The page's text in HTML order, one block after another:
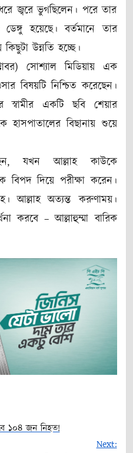
জ্বরে ভুগছিলেন। পরে তার
হয়েছে। বর্তমানে তার
উন্নতি হচ্ছে।
সোশ্যাল মিডিয়ায় এক
বিষয়টি নিশ্চিত করেছেন।
স্বামীর একটি ছবি শেয়ার
হাসপাতালের বিছানায় শুয়ে
যখন আল্লাহ কাউকে
বিপদ দিয়ে পরীক্ষা করেন।
আল্লাহ অত্যন্ত করুণাময়।
করবে – আল্লাহুম্মা বারিক
১০৪ জন নিহত!
Next: